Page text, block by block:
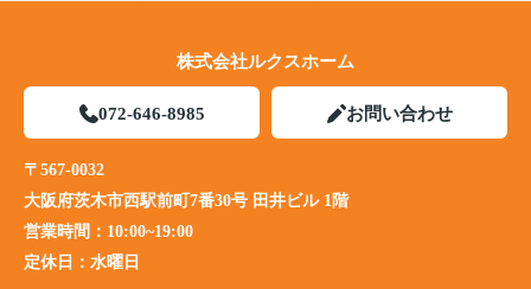
株式会社ルクスホーム
072-646-8985 お問い合わせ
〒567-0032
大阪府茨木市西駅前町7番30号 田井ビル 1階
営業時間： 10:00~19:00
定休日： 水曜日